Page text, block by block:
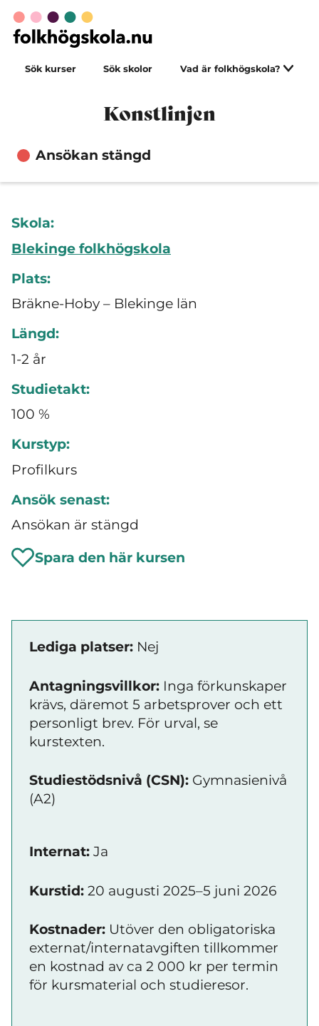
Sök kurser Sök skolor Vad är folkhögskola?
Konstlinjen
Ansökan stängd
Skola:
Blekinge folkhögskola
Plats:
Bräkne-Hoby – Blekinge län
Längd:
1-2 år
Studietakt:
100 %
Kurstyp:
Profilkurs
Ansök senast:
Ansökan är stängd
Spara den här kursen
Lediga platser: Nej
Antagningsvillkor: Inga förkunskaper
krävs, däremot 5 arbetsprover och ett
personligt brev. För urval, se
kurstexten.
Studiestödsnivå (CSN): Gymnasienivå
(A2)
Internat: Ja
Kurstid: 20 augusti 2025–5 juni 2026
Kostnader: Utöver den obligatoriska
externat/internatavgiften tillkommer
en kostnad av ca 2 000 kr per termin
för kursmaterial och studieresor.